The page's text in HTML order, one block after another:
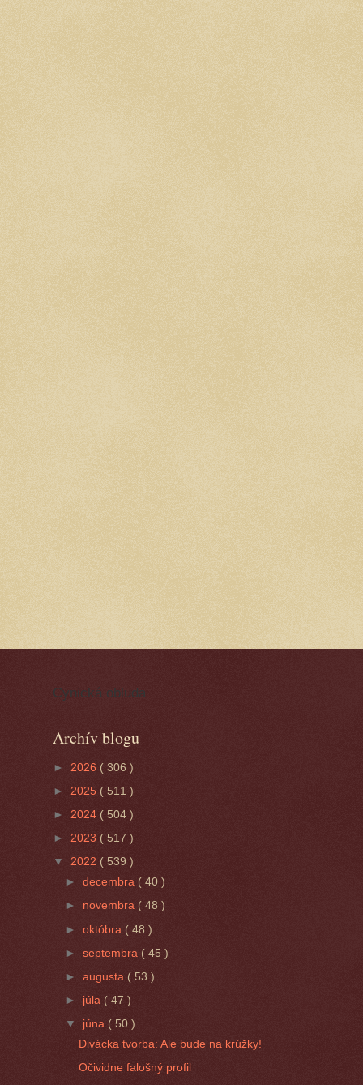
Cynická obluda
Archív blogu
► 2026 ( 306 )
► 2025 ( 511 )
► 2024 ( 504 )
► 2023 ( 517 )
▼ 2022 ( 539 )
►decembra ( 40 )
► novembra ( 48 )
►októbra ( 48 )
►septembra ( 45 )
►augusta ( 53 )
► júla ( 47 )
▼ júna ( 50 )
Divácka tvorba: Ale bude na krúžky!
Očividne falošný profil